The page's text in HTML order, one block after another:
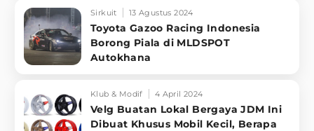
Sirkuit 13 Agustus 2024
Toyota Gazoo Racing Indonesia
Borong Piala di MLDSPOT
Autokhana
Klub & Modif 4 April 2024
Velg Buatan Lokal Bergaya JDM Ini
Dibuat Khusus Mobil Kecil, Berapa